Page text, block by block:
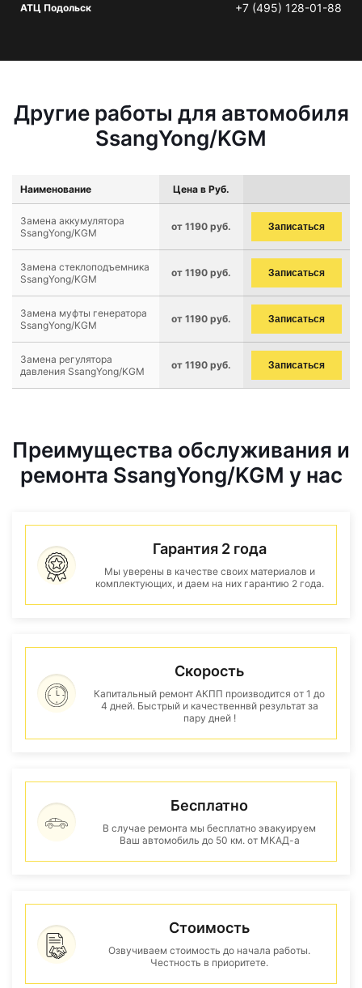
АТЦ Подольск +7 (495) 128-01-88
Другие работы для автомобиля
SsangYong/KGM
Наименование Цена в Руб.
Замена аккумулятора
SsangYong/KGM
от 1190 руб. Записаться
Замена стеклоподъемника
SsangYong/KGM
от 1190 руб. Записаться
Замена муфты генератора
SsangYong/KGM
от 1190 руб. Записаться
Замена регулятора
давления SsangYong/KGM
от 1190 руб. Записаться
Преимущества обслуживания и
ремонта SsangYong/KGM у нас
Гарантия 2 года
Мы уверены в качестве своих материалов и
комплектующих, и даем на них гарантию 2 года.
Скорость
Капитальный ремонт АКПП производится от 1 до
4 дней. Быстрый и качественнвй результат за
пару дней !
Бесплатно
В случае ремонта мы бесплатно эвакуируем
Ваш автомобиль до 50 км. от МКАД-а
Стоимость
Озвучиваем стоимость до начала работы.
Честность в приоритете.